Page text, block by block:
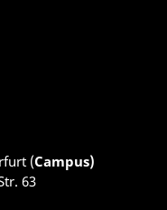
(Campus)
63